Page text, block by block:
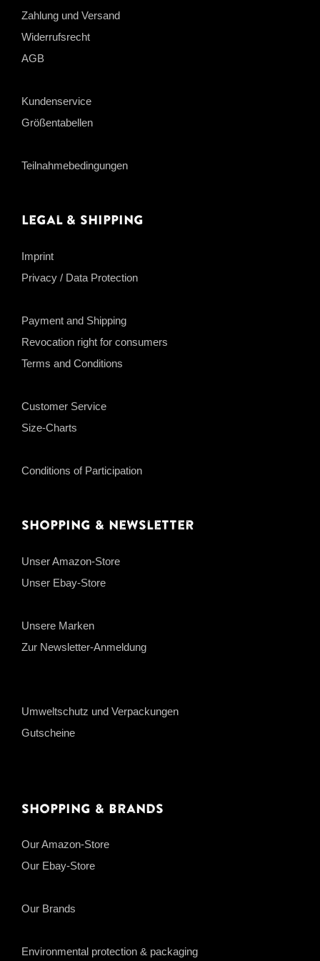
Zahlung und Versand
Widerrufsrecht
AGB
Kundenservice
Größentabellen
Teilnahmebedingungen
Legal & Shipping
Imprint
Privacy / Data Protection
Payment and Shipping
Revocation right for consumers
Terms and Conditions
Customer Service
Size-Charts
Conditions of Participation
Shopping & Newsletter
Unser Amazon-Store
Unser Ebay-Store
Unsere Marken
Zur Newsletter-Anmeldung
Umweltschutz und Verpackungen
Gutscheine
Shopping & Brands
Our Amazon-Store
Our Ebay-Store
Our Brands
Environmental protection & packaging